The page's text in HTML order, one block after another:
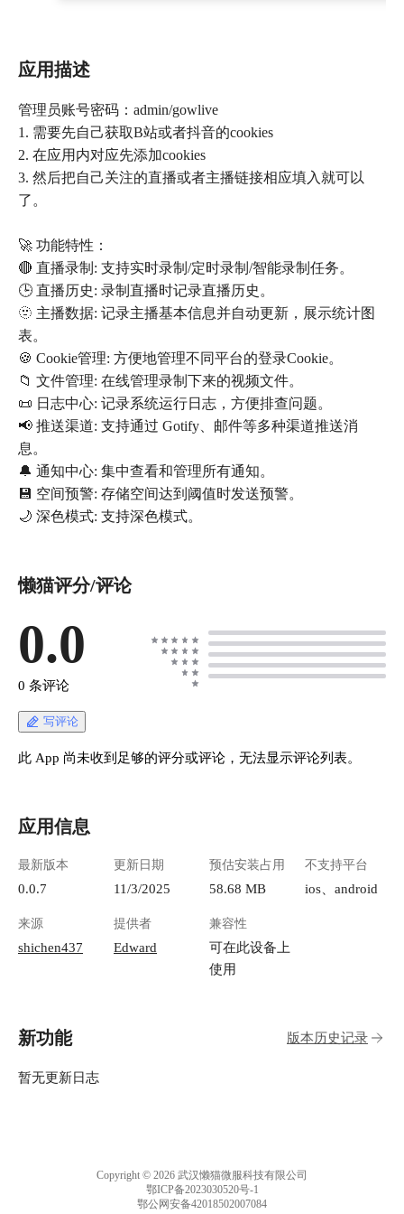
应用描述
管理员账号密码：admin/gowlive
1. 需要先自己获取B站或者抖音的cookies
2. 在应用内对应先添加cookies
3. 然后把自己关注的直播或者主播链接相应填入就可以
了。
🚀 功能特性：
🔴 直播录制: 支持实时录制/定时录制/智能录制任务。
🕒 直播历史: 录制直播时记录直播历史。
🫥 主播数据: 记录主播基本信息并自动更新，展示统计图
表。
🍪 Cookie管理: 方便地管理不同平台的登录Cookie。
📁 文件管理: 在线管理录制下来的视频文件。
📜 日志中心: 记录系统运行日志，方便排查问题。
📢 推送渠道: 支持通过 Gotify、邮件等多种渠道推送消
息。
🔔 通知中心: 集中查看和管理所有通知。
💾 空间预警: 存储空间达到阈值时发送预警。
🌙 深色模式: 支持深色模式。
懒猫评分/评论
0.0
0 条评论
写评论
此 App 尚未收到足够的评分或评论，无法显示评论列表。
应用信息
最新版本
0.0.7
更新日期
11/3/2025
预估安装占用
58.68 MB
不支持平台
ios、android
来源
shichen437
提供者
Edward
兼容性
可在此设备上
使用
新功能 版本历史记录
暂无更新日志
Copyright © 2026 武汉懒猫微服科技有限公司
鄂ICP备2023030520号-1
鄂公网安备42018502007084